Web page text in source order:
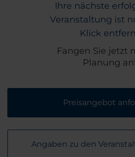
Ihre nächste
Veranstaltung ist
Klick
Fangen Sie jetzt
Planung an!
Preisangebot
Angaben zu den